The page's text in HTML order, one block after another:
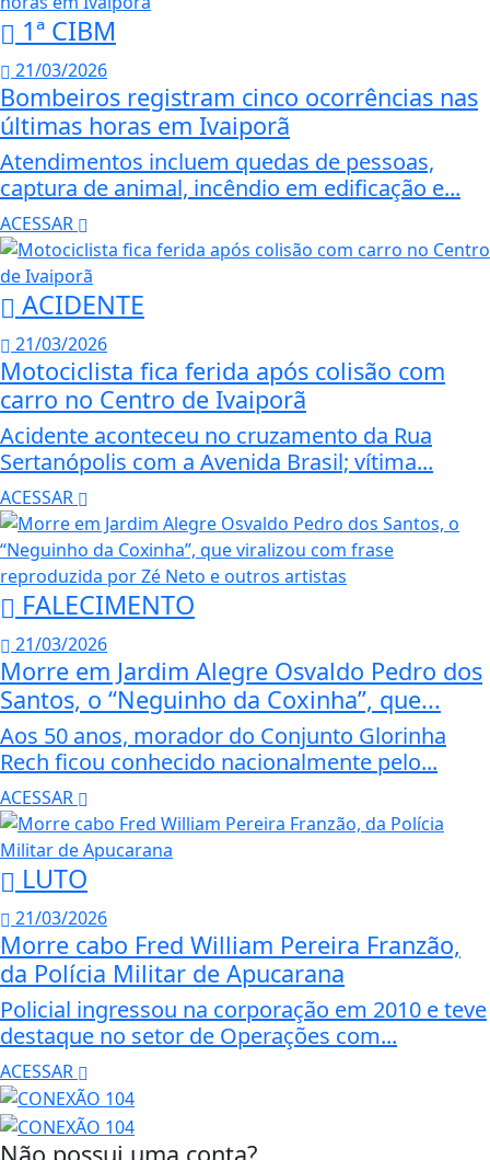
1ª CIBM
21/03/2026
Bombeiros registram cinco ocorrências nas
últimas horas em Ivaiporã
Atendimentos incluem quedas de pessoas,
captura de animal, incêndio em edificação e...
ACESSAR
ACIDENTE
21/03/2026
Motociclista fica ferida após colisão com
carro no Centro de Ivaiporã
Acidente aconteceu no cruzamento da Rua
Sertanópolis com a Avenida Brasil; vítima...
ACESSAR
FALECIMENTO
21/03/2026
Morre em Jardim Alegre Osvaldo Pedro dos
Santos, o “Neguinho da Coxinha”, que...
Aos 50 anos, morador do Conjunto Glorinha
Rech ficou conhecido nacionalmente pelo...
ACESSAR
LUTO
21/03/2026
Morre cabo Fred William Pereira Franzão,
da Polícia Militar de Apucarana
Policial ingressou na corporação em 2010 e teve
destaque no setor de Operações com...
ACESSAR